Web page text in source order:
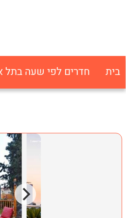
בית חדרים לפי שעה בתל